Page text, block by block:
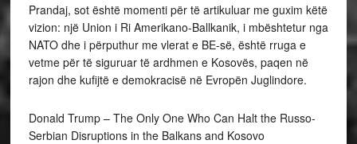
Prandaj, sot është momenti për të artikuluar me guxim këtë
vizion: një Union i Ri Amerikano-Ballkanik, i mbështetur nga
NATO dhe i përputhur me vlerat e BE-së, është rruga e
vetme për të siguruar të ardhmen e Kosovës, paqen në
rajon dhe kufijtë e demokracisë në Evropën Juglindore.
Donald Trump – The Only One Who Can Halt the Russo-
Serbian Disruptions in the Balkans and Kosovo